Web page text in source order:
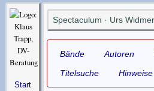
Start
Spectaculum · Urs Widmer
Bände Autoren
Titelsuche
Hinweise